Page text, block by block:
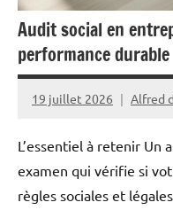
Audit social en
performance durable
19 juillet 2026 Alfred
L’essentiel à retenir Un
examen qui vérifie si
règles sociales et